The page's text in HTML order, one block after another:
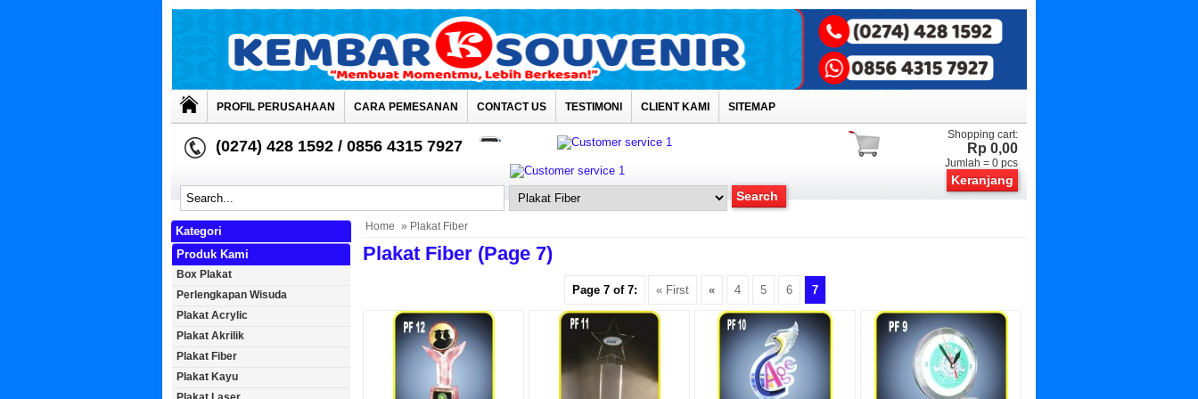
PROFIL PERUSAHAAN CARA PEMESANAN CONTACT US TESTIMONI CLIENT KAMI SITEMAP
Shopping cart:
Rp 0,00
Jumlah = 0 pcs
Keranjang
(0274) 428 1592 / 0856 4315 7927
Home » Plakat Fiber
Plakat Fiber (page 7)
Page 7 of 7: « First « 4 5 6 7
Kategori
Produk Kami
Box Plakat
Perlengkapan Wisuda
Plakat Acrylic
Plakat Akrilik
Plakat Fiber
Plakat Kayu